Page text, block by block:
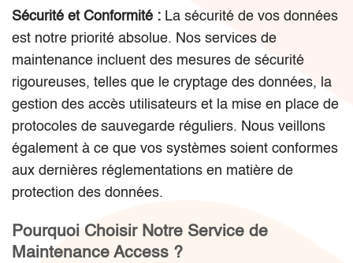
Sécurité et Conformité : La sécurité de vos données
est notre priorité absolue. Nos services de
maintenance incluent des mesures de sécurité
rigoureuses, telles que le cryptage des données, la
gestion des accès utilisateurs et la mise en place de
protocoles de sauvegarde réguliers. Nous veillons
également à ce que vos systèmes soient conformes
aux dernières réglementations en matière de
protection des données.
Pourquoi Choisir Notre Service de
Maintenance Access ?